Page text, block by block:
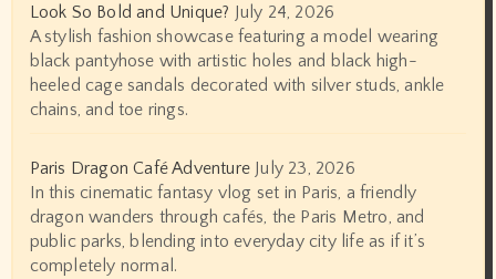
Look So Bold and Unique? July 24, 2026
A stylish fashion showcase featuring a model wearing
black pantyhose with artistic holes and black high-
heeled cage sandals decorated with silver studs, ankle
chains, and toe rings.
Paris Dragon Café Adventure July 23, 2026
In this cinematic fantasy vlog set in Paris, a friendly
dragon wanders through cafés, the Paris Metro, and
public parks, blending into everyday city life as if it’s
completely normal.